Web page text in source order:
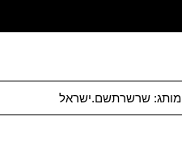
מותג: שרשרתשם.ישראל